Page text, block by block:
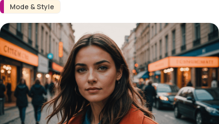
Mode & Style